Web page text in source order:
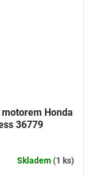
Honda
36779
Skladem(1 ks)